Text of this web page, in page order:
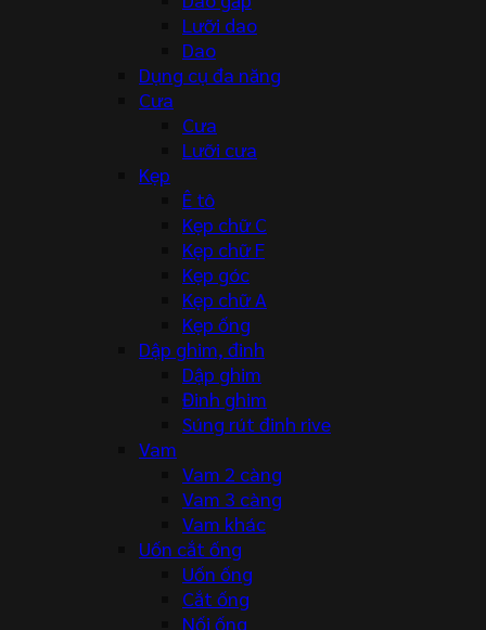
Lưỡi dao
Dao
Dụng cụ đa năng
Cưa
Cưa
Lưỡi cưa
Kẹp
Ê tô
Kẹp chữ C
Kẹp chữ F
Kẹp góc
Kẹp chữ A
Kẹp ống
Dập ghim, đinh
Dập ghim
Đinh ghim
Súng rút đinh rive
Vam
Vam 2 càng
Vam 3 càng
Vam khác
Uốn cắt ống
Uốn ống
Cắt ống
Nối ống